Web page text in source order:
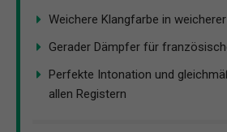
Weichere Klangfarbe in
Gerader Dämpfer für
Perfekte Intonation und
allen Registern